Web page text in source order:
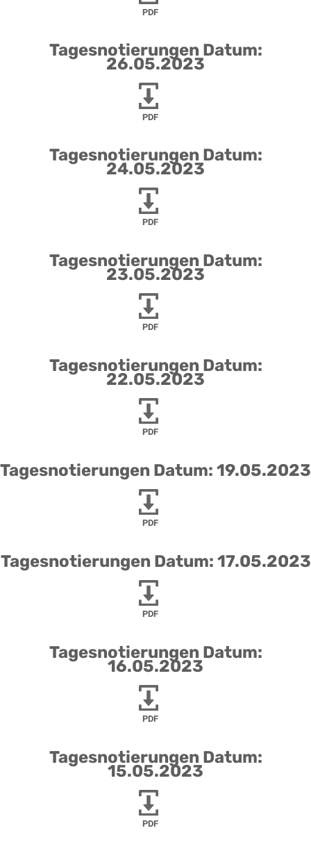
PDF
Tagesnotierungen Datum:
26.05.2023
PDF
Tagesnotierungen Datum:
24.05.2023
PDF
Tagesnotierungen Datum:
23.05.2023
PDF
Tagesnotierungen Datum:
22.05.2023
PDF
Tagesnotierungen Datum: 19.05.2023
PDF
Tagesnotierungen Datum: 17.05.2023
PDF
Tagesnotierungen Datum:
16.05.2023
PDF
Tagesnotierungen Datum:
15.05.2023
PDF